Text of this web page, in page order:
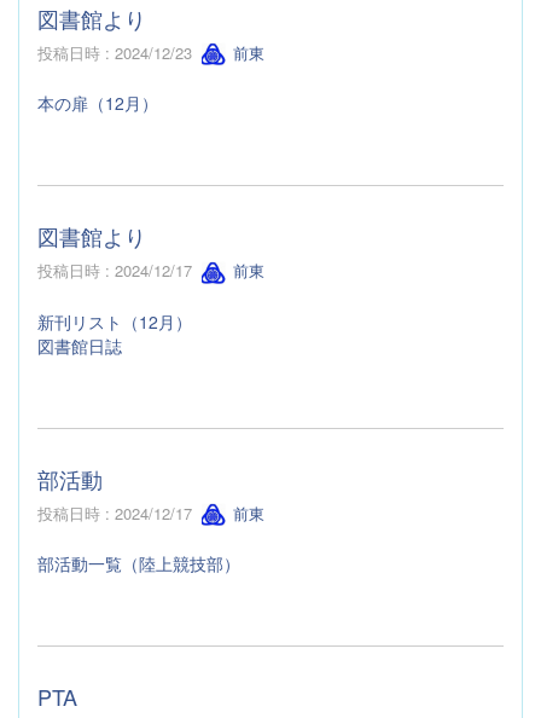
図書館より
投稿日時 : 2024/12/23 前東
本の扉（12月）
図書館より
投稿日時 : 2024/12/17 前東
新刊リスト（12月）
図書館日誌
部活動
投稿日時 : 2024/12/17 前東
部活動一覧（陸上競技部）
PTA